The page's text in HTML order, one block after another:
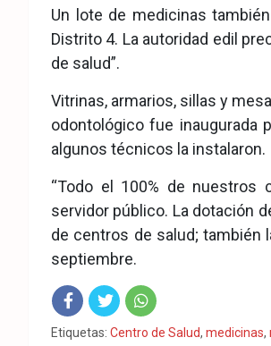
Un lote de medicinas
Distrito 4. La autoridad edil
de salud”.
Vitrinas, armarios, sillas y
odontológico fue inaugurada
algunos técnicos la instalaron.
“Todo el 100% de nuestros
servidor público. La dotación
de centros de salud; también
septiembre.
Fac Twit Wha
Etiquetas: Centro de Salud, medicinas,